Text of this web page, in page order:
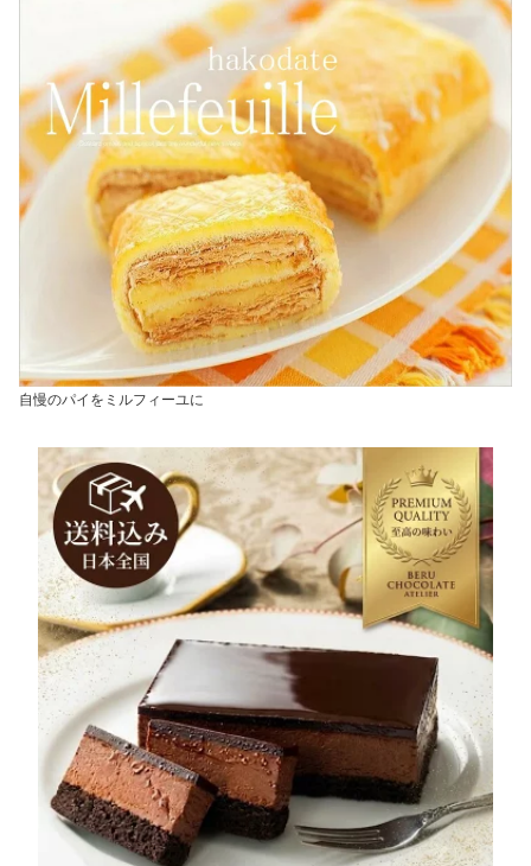
自慢のパイをミルフィーユに